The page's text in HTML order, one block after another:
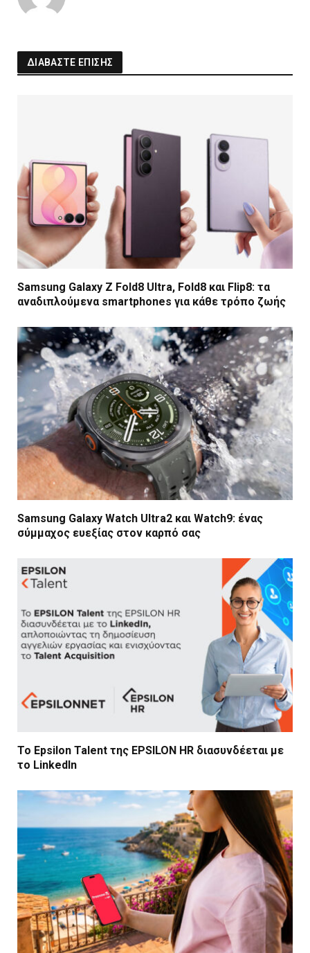
ΔΙΑΒΑΣΤΕ ΕΠΙΣΗΣ
Samsung Galaxy Z Fold8 Ultra, Fold8 και Flip8: τα
αναδιπλούμενα smartphones για κάθε τρόπο ζωής
Samsung Galaxy Watch Ultra2 και Watch9: ένας
σύμμαχος ευεξίας στον καρπό σας
Το Epsilon Talent της EPSILON HR διασυνδέεται με
το LinkedIn